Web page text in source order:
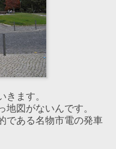
きます。
地図がないんです。
である名物市電の発車